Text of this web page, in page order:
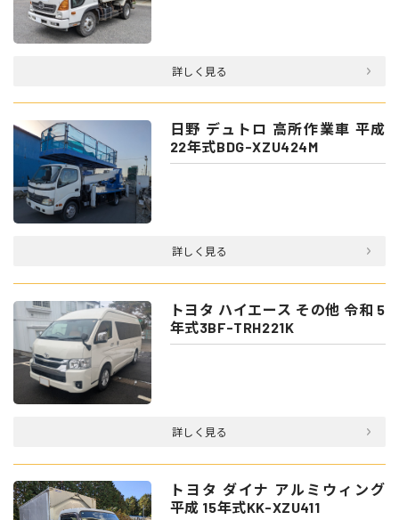
詳しく見る
日野 デュトロ 高所作業車 平成
22年式BDG-XZU424M
詳しく見る
トヨタ ハイエース その他 令和 5
年式3BF-TRH221K
詳しく見る
トヨタ ダイナ アルミウィング
平成 15年式KK-XZU411